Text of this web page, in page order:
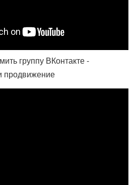
группу ВКонтакте -
продвижение